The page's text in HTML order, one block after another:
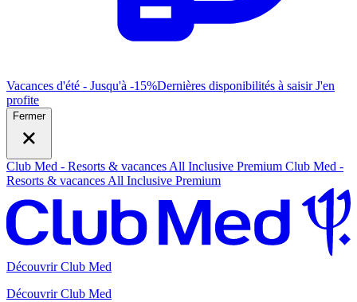
Vacances d'été - Jusqu'à -15%Dernières disponibilités à saisirJ'en
profite
Fermer
Club Med - Resorts & vacances All Inclusive Premium Club Med -
Resorts & vacances All Inclusive Premium
Découvrir Club Med
Découvrir Club Med